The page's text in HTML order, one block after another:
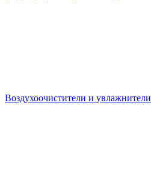
Воздухоочистители и увлажнители